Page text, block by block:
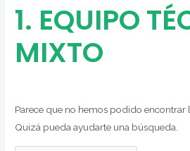
1. EQUIPO
MIXTO
Parece que no hemos podido encontrar
Quizá pueda ayudarte una búsqueda.